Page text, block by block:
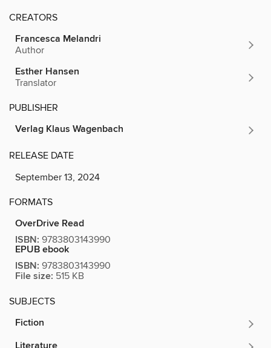
CREATORS
Francesca Melandri
Author
Esther Hansen
Translator
PUBLISHER
Verlag Klaus Wagenbach
RELEASE DATE
September 13, 2024
FORMATS
OverDrive Read
ISBN: 9783803143990
EPUB ebook
ISBN: 9783803143990
File size: 515 KB
SUBJECTS
Fiction